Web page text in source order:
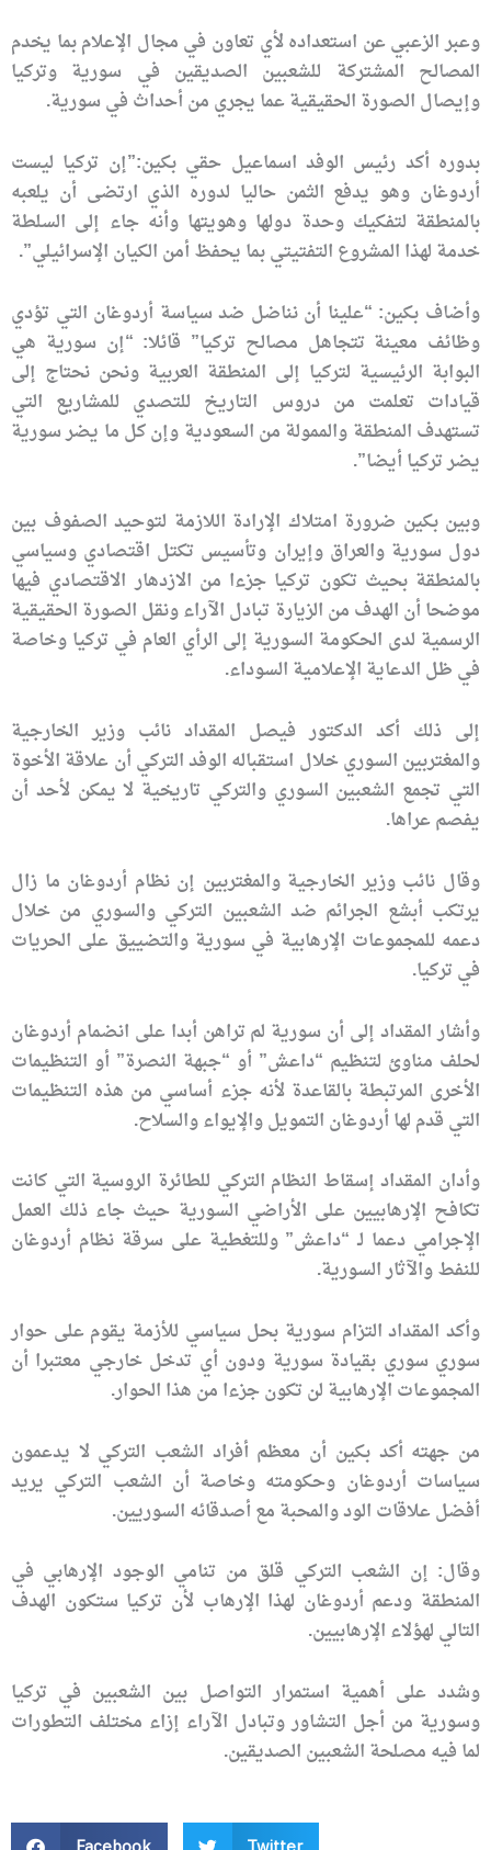
وعبر الزعبي عن استعداده لأي تعاون في مجال الإعلام بما يخدم
المصالح المشتركة للشعبين الصديقين في سورية وتركيا
وإيصال الصورة الحقيقية عما يجري من أحداث في سورية.
بدوره أكد رئيس الوفد اسماعيل حقي بكين:”إن تركيا ليست
أردوغان وهو يدفع الثمن حاليا لدوره الذي ارتضى أن يلعبه
بالمنطقة لتفكيك وحدة دولها وهويتها وأنه جاء إلى السلطة
خدمة لهذا المشروع التفتيتي بما يحفظ أمن الكيان الإسرائيلي”.
وأضاف بكين: “علينا أن نناضل ضد سياسة أردوغان التي تؤدي
وظائف معينة تتجاهل مصالح تركيا” قائلا: “إن سورية هي
البوابة الرئيسية لتركيا إلى المنطقة العربية ونحن نحتاج إلى
قيادات تعلمت من دروس التاريخ للتصدي للمشاريع التي
تستهدف المنطقة والممولة من السعودية وإن كل ما يضر سورية
يضر تركيا أيضا”.
وبين بكين ضرورة امتلاك الإرادة اللازمة لتوحيد الصفوف بين
دول سورية والعراق وإيران وتأسيس تكتل اقتصادي وسياسي
بالمنطقة بحيث تكون تركيا جزءا من الازدهار الاقتصادي فيها
موضحا أن الهدف من الزيارة تبادل الآراء ونقل الصورة الحقيقية
الرسمية لدى الحكومة السورية إلى الرأي العام في تركيا وخاصة
في ظل الدعاية الإعلامية السوداء.
إلى ذلك أكد الدكتور فيصل المقداد نائب وزير الخارجية
والمغتربين السوري خلال استقباله الوفد التركي أن علاقة الأخوة
التي تجمع الشعبين السوري والتركي تاريخية لا يمكن لأحد أن
يفصم عراها.
وقال نائب وزير الخارجية والمغتربين إن نظام أردوغان ما زال
يرتكب أبشع الجرائم ضد الشعبين التركي والسوري من خلال
دعمه للمجموعات الإرهابية في سورية والتضييق على الحريات
في تركيا.
وأشار المقداد إلى أن سورية لم تراهن أبدا على انضمام أردوغان
لحلف مناوئ لتنظيم “داعش” أو “جبهة النصرة” أو التنظيمات
الأخرى المرتبطة بالقاعدة لأنه جزء أساسي من هذه التنظيمات
التي قدم لها أردوغان التمويل والإيواء والسلاح.
وأدان المقداد إسقاط النظام التركي للطائرة الروسية التي كانت
تكافح الإرهابيين على الأراضي السورية حيث جاء ذلك العمل
الإجرامي دعما لـ “داعش” وللتغطية على سرقة نظام أردوغان
للنفط والآثار السورية.
وأكد المقداد التزام سورية بحل سياسي للأزمة يقوم على حوار
سوري سوري بقيادة سورية ودون أي تدخل خارجي معتبرا أن
المجموعات الإرهابية لن تكون جزءا من هذا الحوار.
من جهته أكد بكين أن معظم أفراد الشعب التركي لا يدعمون
سياسات أردوغان وحكومته وخاصة أن الشعب التركي يريد
أفضل علاقات الود والمحبة مع أصدقائه السوريين.
وقال: إن الشعب التركي قلق من تنامي الوجود الإرهابي في
المنطقة ودعم أردوغان لهذا الإرهاب لأن تركيا ستكون الهدف
التالي لهؤلاء الإرهابيين.
وشدد على أهمية استمرار التواصل بين الشعبين في تركيا
وسورية من أجل التشاور وتبادل الآراء إزاء مختلف التطورات
لما فيه مصلحة الشعبين الصديقين.